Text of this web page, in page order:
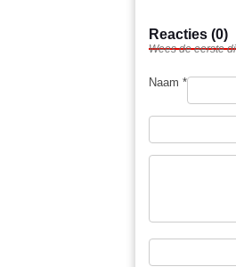
Reacties (0)
Wees de eerste
Naam *